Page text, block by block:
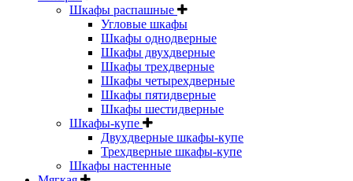
Шкафы распашные
Угловые шкафы
Шкафы однодверные
Шкафы двухдверные
Шкафы трехдверные
Шкафы четырехдверные
Шкафы пятидверные
Шкафы шестидверные
Шкафы-купе
Двухдверные шкафы-купе
Трехдверные шкафы-купе
Шкафы настенные